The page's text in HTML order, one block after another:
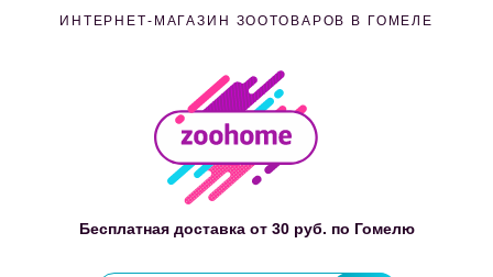
ИНТЕРНЕТ-МАГАЗИН ЗООТОВАРОВ В ГОМЕЛЕ
Бесплатная доставка от 30 руб. по Гомелю